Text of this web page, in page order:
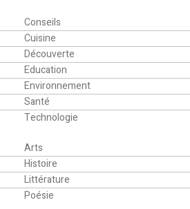
Conseils
Cuisine
Découverte
Education
Environnement
Santé
Technologie
Arts
Histoire
Littérature
Poésie